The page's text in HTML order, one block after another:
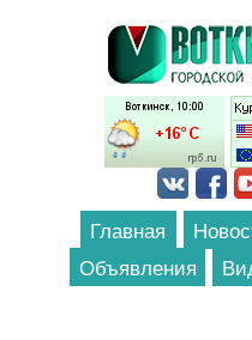
Перейти к основному
Главная
Объявления